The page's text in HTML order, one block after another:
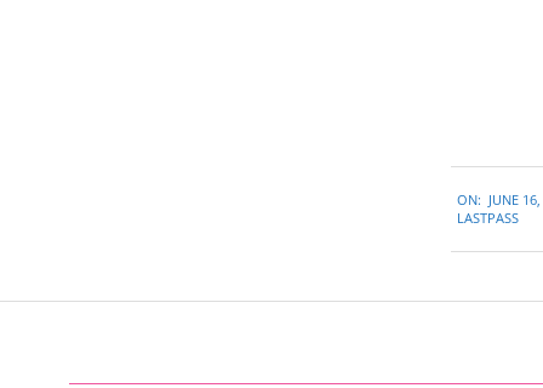
06-
ON: JUNE
LASTPASS